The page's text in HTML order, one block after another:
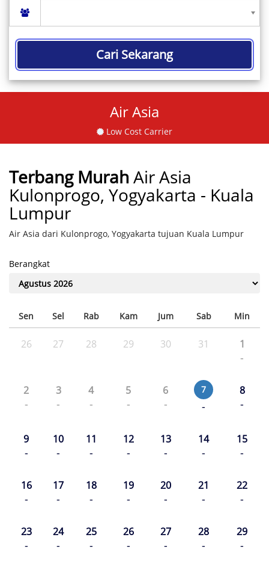
Cari Sekarang
Air Asia
Low Cost Carrier
Terbang MurahAir Asia
Kulonprogo, Yogyakarta - Kuala
Lumpur
Air Asia dari Kulonprogo, Yogyakarta tujuan Kuala Lumpur
Berangkat
Sen Sel Rab Kam Jum Sab Min
26 27 28 29 30 31 1
-
2
-
3
-
4
-
5
-
6
-
7
-
8
-
9
-
10
-
11
-
12
-
13
-
14
-
15
-
16
-
17
-
18
-
19
-
20
-
21
-
22
-
23
-
24
-
25
-
26
-
27
-
28
-
29
-